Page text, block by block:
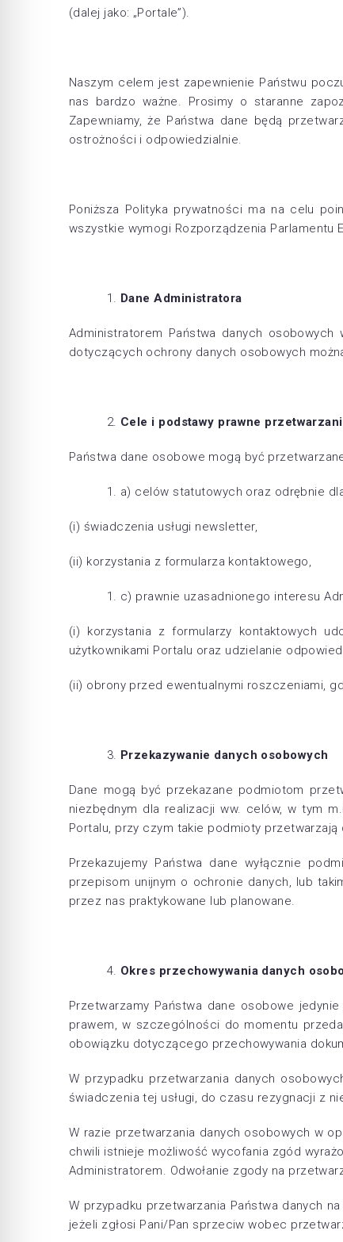
(dalej jako: „Portale”).
Naszym celem jest zapewnienie Państwu
nas bardzo ważne. Prosimy o staranne
Zapewniamy, że Państwa dane będą
ostrożności i odpowiedzialnie.
Poniższa Polityka prywatności ma na celu
wszystkie wymogi Rozporządzenia Parlamentu
Dane Administratora
Administratorem Państwa danych osobowych
dotyczących ochrony danych osobowych
Cele i podstawy prawne
Państwa dane osobowe mogą być
a) celów statutowych oraz odrębnie
(i) świadczenia usługi newsletter,
(ii) korzystania z formularza kontaktowego,
c) prawnie uzasadnionego interesu
(i) korzystania z formularzy kontaktowych
użytkownikami Portalu oraz udzielanie
(ii) obrony przed ewentualnymi roszczeniami,
Przekazywanie danych osobowych
Dane mogą być przekazane podmiotom
niezbędnym dla realizacji ww. celów, w tym
Portalu, przy czym takie podmioty
Przekazujemy Państwa dane wyłącznie
przepisom unijnym o ochronie danych, lub
przez nas praktykowane lub planowane.
Okres przechowywania danych
Przetwarzamy Państwa dane osobowe
prawem, w szczególności do momentu
obowiązku dotyczącego przechowywania
W przypadku przetwarzania danych
świadczenia tej usługi, do czasu rezygnacji z
W razie przetwarzania danych osobowych w
chwili istnieje możliwość wycofania zgód
Administratorem. Odwołanie zgody na
W przypadku przetwarzania Państwa danych
jeżeli zgłosi Pani/Pan sprzeciw wobec